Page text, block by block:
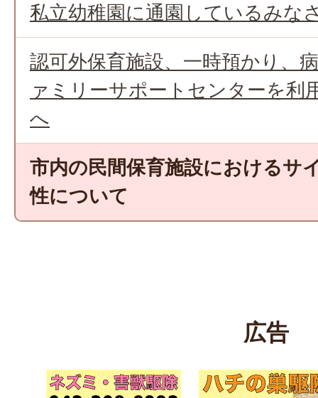
私立幼稚園に通園しているみな
認可外保育施設、一時預かり、
ァミリーサポートセンターを利
へ
市内の民間保育施設におけるサ
性について
広告